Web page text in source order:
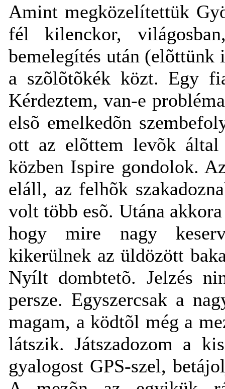
Amint megközelítettük
fél kilenckor,
bemelegítés után (elõttünk
a szõlõtõkék közt. Egy
Kérdeztem, van-e
elsõ emelkedõn
ott az elõttem levõk által
közben Ispire gondolok.
eláll, az felhõk
volt több esõ. Utána
hogy mire nagy
kikerülnek az üldözött
Nyílt dombtetõ. Jelzés
persze. Egyszercsak a
magam, a ködtõl még a
látszik. Játszadozom a
gyalogost GPS-szel,